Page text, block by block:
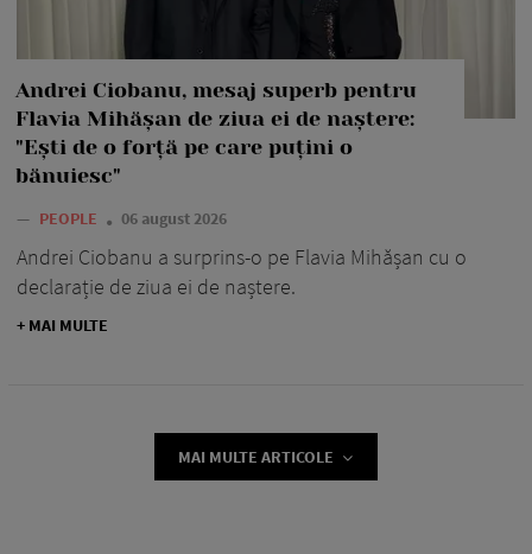
Andrei Ciobanu, mesaj superb pentru
Flavia Mihășan de ziua ei de naștere:
"Ești de o forță pe care puțini o
bănuiesc"
— PEOPLE 06 august 2026
Andrei Ciobanu a surprins-o pe Flavia Mihășan cu o
declarație de ziua ei de naștere.
+ MAI MULTE
MAI MULTE ARTICOLE